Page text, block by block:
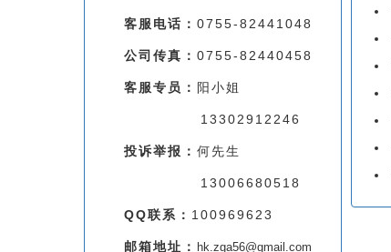
客服电话： 0755-82441048
公司传真： 0755-82440458
客服专员： 阳小姐
13302912246
投诉举报： 何先生
13006680518
QQ联系： 100969623
邮箱地址： hk.zga56@gmail.com